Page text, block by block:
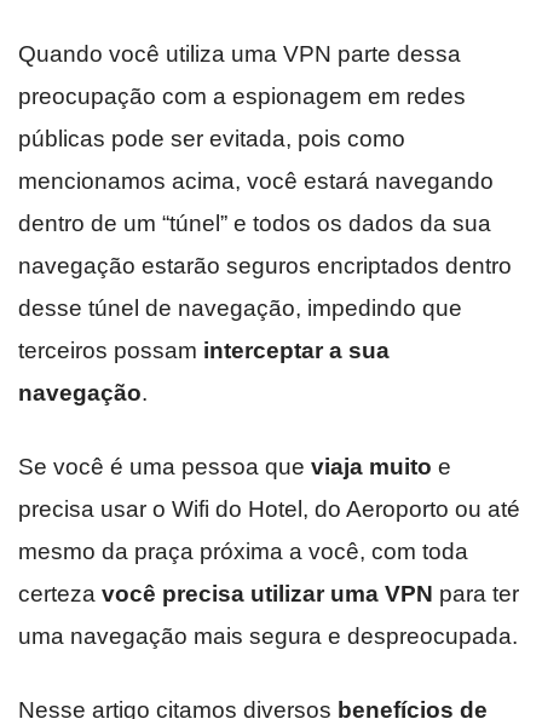
Quando você utiliza uma VPN parte dessa
preocupação com a espionagem em redes
públicas pode ser evitada, pois como
mencionamos acima, você estará navegando
dentro de um “túnel” e todos os dados da sua
navegação estarão seguros encriptados dentro
desse túnel de navegação, impedindo que
terceiros possam interceptar a sua
navegação.
Se você é uma pessoa que viaja muito e
precisa usar o Wifi do Hotel, do Aeroporto ou até
mesmo da praça próxima a você, com toda
certeza você precisa utilizar uma VPN para ter
uma navegação mais segura e despreocupada.
Nesse artigo citamos diversos benefícios de